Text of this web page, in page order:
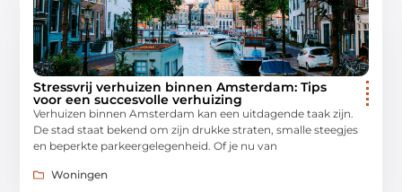
Stressvrij verhuizen binnen Amsterdam: Tips
voor een succesvolle verhuizing
Verhuizen binnen Amsterdam kan een uitdagende taak zijn.
De stad staat bekend om zijn drukke straten, smalle steegjes
en beperkte parkeergelegenheid. Of je nu van
Woningen